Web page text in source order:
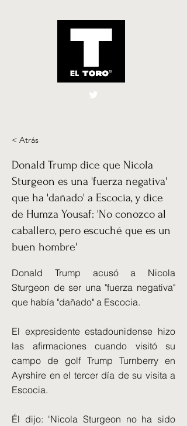
El Toro España
< Atrás
Donald Trump dice que Nicola
Sturgeon es una 'fuerza negativa'
que ha 'dañado' a Escocia, y dice
de Humza Yousaf: 'No conozco al
caballero, pero escuché que es un
buen hombre'
Donald Trump acusó a Nicola
Sturgeon de ser una "fuerza negativa"
que había "dañado" a Escocia.
El expresidente estadounidense hizo
las afirmaciones cuando visitó su
campo de golf Trump Turnberry en
Ayrshire en el tercer día de su visita a
Escocia.
Él dijo: 'Nicola Sturgeon no ha sido